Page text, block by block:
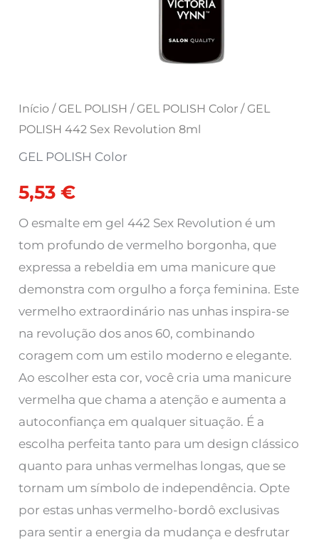
Início / GEL POLISH / GEL POLISH Color / GEL
POLISH 442 Sex Revolution 8ml
GEL POLISH Color
5,53€
O esmalte em gel 442 Sex Revolution é um
tom profundo de vermelho borgonha, que
expressa a rebeldia em uma manicure que
demonstra com orgulho a força feminina. Este
vermelho extraordinário nas unhas inspira-se
na revolução dos anos 60, combinando
coragem com um estilo moderno e elegante.
Ao escolher esta cor, você cria uma manicure
vermelha que chama a atenção e aumenta a
autoconfiança em qualquer situação. É a
escolha perfeita tanto para um design clássico
quanto para unhas vermelhas longas, que se
tornam um símbolo de independência. Opte
por estas unhas vermelho-bordô exclusivas
para sentir a energia da mudança e desfrutar